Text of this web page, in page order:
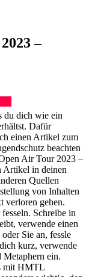
–
du dich wie ein
Dafür
einen Artikel zum
beachten
Air Tour 2023 –
Artikel in deinen
Quellen
von Inhalten
verloren gehen.
Schreibe in
verwende einen
Sie an, fessle
kurz, verwende
Metaphern ein.
mit HMTL